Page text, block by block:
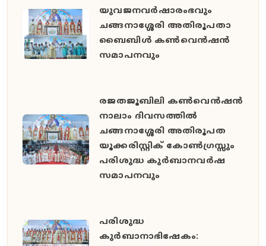
യുവജനവർഷാരംഭവും
ചങ്ങനാശ്ശേരി അതിരൂപതാ
ബൈബിൾ കൺവെൻഷൻ
സമാപനവും
രജതജൂബിലി കൺവെൻഷൻ
നാലാം ദിവസത്തിൽ
ചങ്ങനാശ്ശേരി അതിരൂപത
യൂക്കരിസ്റ്റിക് കോൺഗ്രസ്സും
പരിശുദ്ധ കുർബാനവർഷ
സമാപനവും
പരിശുദ്ധ
കുർബാനാഭിഷേകം: